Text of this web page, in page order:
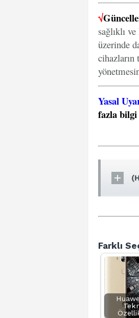
√
sağlıklı
üzerinde
cihazların
Yasal
fazla
Farklı